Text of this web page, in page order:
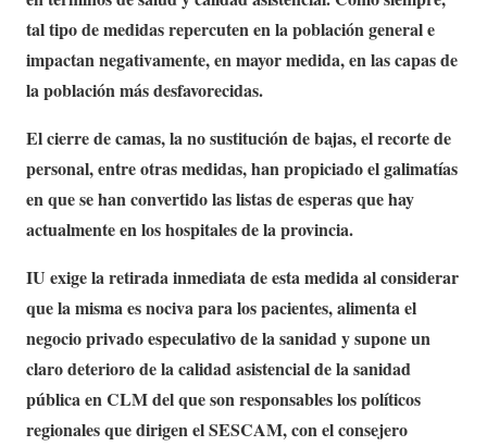
tal tipo de medidas repercuten en la población general e
impactan negativamente, en mayor medida, en las capas de
la población más desfavorecidas.
El cierre de camas, la no sustitución de bajas, el recorte de
personal, entre otras medidas, han propiciado el galimatías
en que se han convertido las listas de esperas que hay
actualmente en los hospitales de la provincia.
IU exige la retirada inmediata de esta medida al considerar
que la misma es nociva para los pacientes, alimenta el
negocio privado especulativo de la sanidad y supone un
claro deterioro de la calidad asistencial de la sanidad
pública en CLM del que son responsables los políticos
regionales que dirigen el SESCAM, con el consejero